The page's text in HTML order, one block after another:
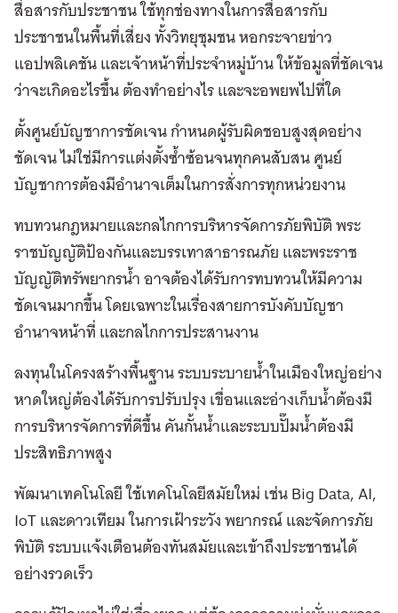
สื่อสารกับประชาชน ใช้ทุกช่องทางในการสื่อสารกับ
ประชาชนในพื้นที่เสี่ยง ทั้งวิทยุชุมชน หอกระจายข่าว
แอปพลิเคชัน และเจ้าหน้าที่ประจำหมู่บ้าน ให้ข้อมูลที่ชัดเจน
ว่าจะเกิดอะไรขึ้น ต้องทำอย่างไร และจะอพยพไปที่ใด
ตั้งศูนย์บัญชาการชัดเจน กำหนดผู้รับผิดชอบสูงสุดอย่าง
ชัดเจน ไม่ใช่มีการแต่งตั้งซ้ำซ้อนจนทุกคนสับสน ศูนย์
บัญชาการต้องมีอำนาจเต็มในการสั่งการทุกหน่วยงาน
ทบทวนกฎหมายและกลไกการบริหารจัดการภัยพิบัติ พระ
ราชบัญญัติป้องกันและบรรเทาสาธารณภัย และพระราช
บัญญัติทรัพยากรน้ำ อาจต้องได้รับการทบทวนให้มีความ
ชัดเจนมากขึ้น โดยเฉพาะในเรื่องสายการบังคับบัญชา
อำนาจหน้าที่ และกลไกการประสานงาน
ลงทุนในโครงสร้างพื้นฐาน ระบบระบายน้ำในเมืองใหญ่อย่าง
หาดใหญ่ต้องได้รับการปรับปรุง เขื่อนและอ่างเก็บน้ำต้องมี
การบริหารจัดการที่ดีขึ้น คันกั้นน้ำและระบบปั๊มน้ำต้องมี
ประสิทธิภาพสูง
พัฒนาเทคโนโลยี ใช้เทคโนโลยีสมัยใหม่ เช่น Big Data, AI,
IoT และดาวเทียม ในการเฝ้าระวัง พยากรณ์ และจัดการภัย
พิบัติ ระบบแจ้งเตือนต้องทันสมัยและเข้าถึงประชาชนได้
อย่างรวดเร็ว